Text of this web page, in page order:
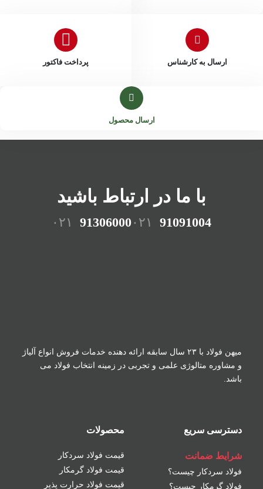
ارسال به کارشناس پرداخت فاکتور
ارسال محصول
میهن فولاد با ۲۳ سال سابقه ارائه دهنده خدمات فروش
انواع آلیاژ
و مشاوره متالوژی علمی و تجربی در زمینه انتخاب فولاد می
باشد.
دسترسی سریع
شرایط ضمانت
فولاد سردکار چیست؟
فولاد گرمکار چیست؟
محصولات
قیمت فولاد سردکار
قیمت فولاد گرمکار
قیمت فولاد حرارت پذیر
با ما در ارتباط باشید
۰۲۱ 91091004 ۰۲۱ 91306000